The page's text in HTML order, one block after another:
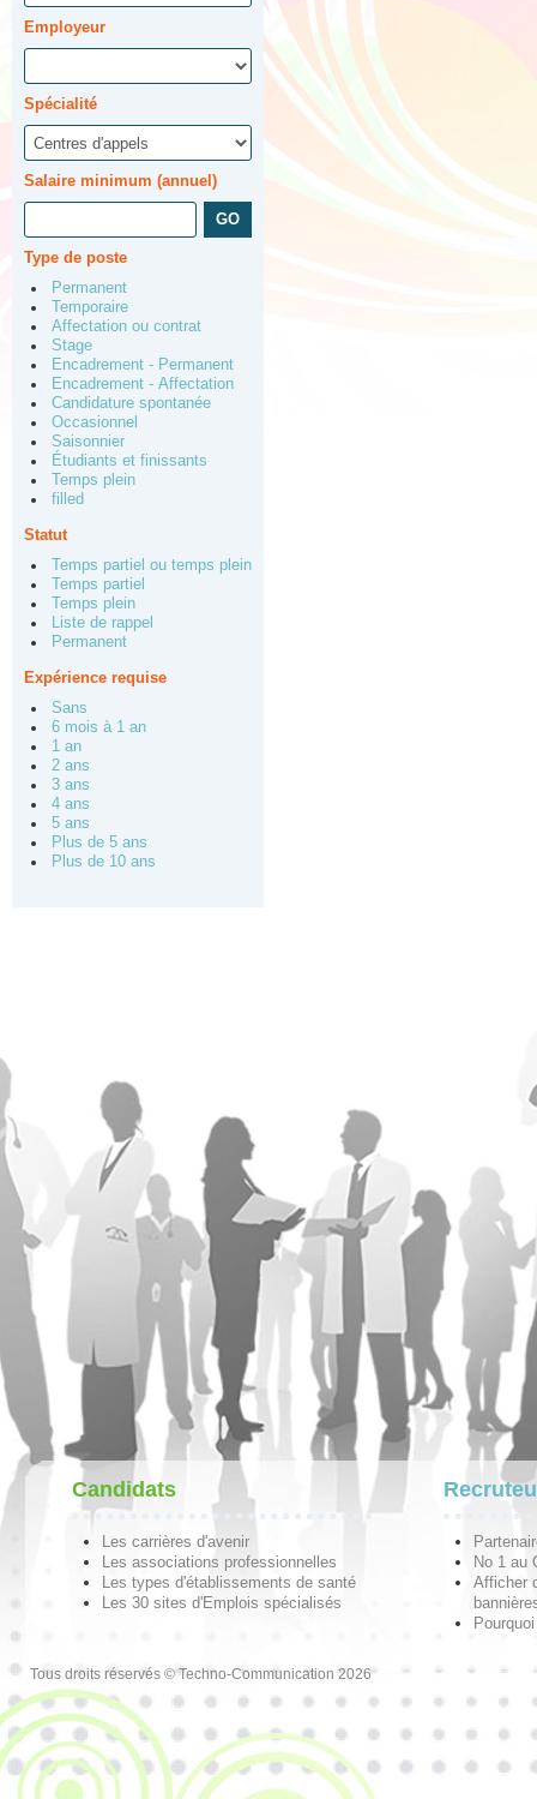
Employeur
Spécialité
Salaire minimum (annuel)
Type de poste
Permanent
Temporaire
Affectation ou contrat
Stage
Encadrement - Permanent
Encadrement - Affectation
Candidature spontanée
Occasionnel
Saisonnier
Étudiants et finissants
Temps plein
filled
Statut
Temps partiel ou temps plein
Temps partiel
Temps plein
Liste de rappel
Permanent
Expérience requise
Sans
6 mois à 1 an
1 an
2 ans
3 ans
4 ans
5 ans
Plus de 5 ans
Plus de 10 ans
Candidats
Les carrières d'avenir
Les associations professionnelles
Les types d'établissements de santé
Les 30 sites d'Emplois spécialisés
No 1 au
Afficher
Tous droits réservés © Techno-Communication 2026